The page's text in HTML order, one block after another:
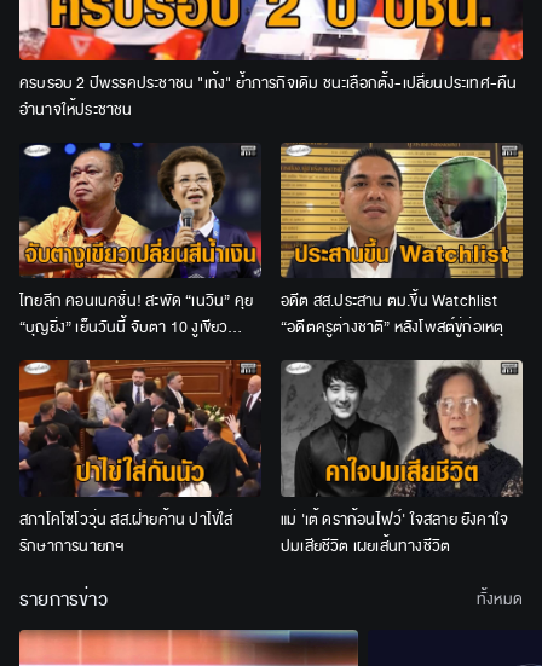
ครบรอบ 2 ปีพรรคประชาชน "เท้ง" ย้ำภารกิจเดิม ชนะเลือกตั้ง-เปลี่ยนประเทศ-คืน
อำนาจให้ประชาชน
ไทยลีก คอนเนคชั่น! สะพัด “เนวิน” คุย
“บุญยิ่ง” เย็นวันนี้ จับตา 10 งูเขียว
เปลี่ยนสีน้ำเงินหรือไม่
อดีต สส.ประสาน ตม.ขึ้น Watchlist
“อดีตครูต่างชาติ” หลังโพสต์ขู่ก่อเหตุ
สภาโคโซโววุ่น สส.ฝ่ายค้าน ปาไข่ใส่
รักษาการนายกฯ
แม่ 'เต้ ดราก้อนไฟว์' ใจสลาย ยังคาใจ
ปมเสียชีวิต เผยเส้นทางชีวิต
รายการข่าว ทั้งหมด